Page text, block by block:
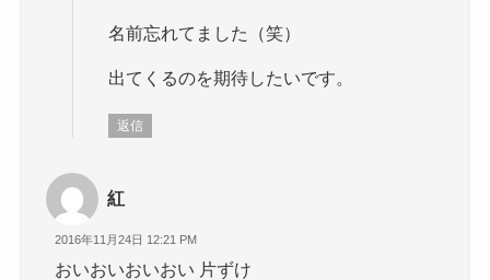
名前忘れてました（笑）
出てくるのを期待したいです。
返信
紅
2016年11月24日 12:21 PM
おいおいおいおい 片ずけ